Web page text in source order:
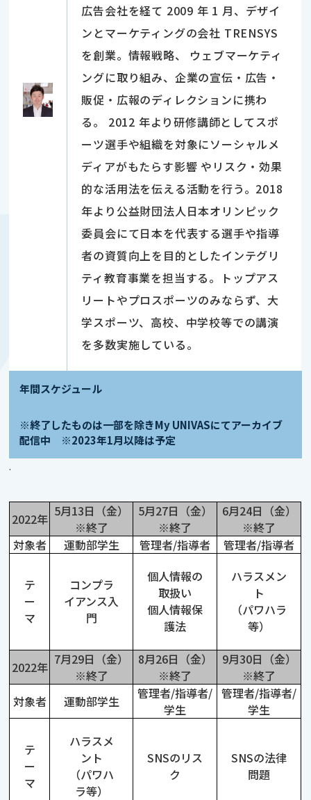
広告会社を経て 2009 年 1 月、デザイ
ンとマーケティングの会社 TRENSYS
を創業。情報戦略、 ウェブマーケティ
ングに取り組み、企業の宣伝・広告・
販促・広報のディレクションに携わ
る。 2012 年より研修講師としてスポ
ーツ選手や組織を対象にソーシャルメ
ディアがもたらす影響 やリスク・効果
的な活用法を伝える活動を行う。2018
年より公益財団法人日本オリンピック
委員会にて日本を代表する選手や指導
者の資質向上を目的としたインテグリ
ティ教育事業を担当する。トップアス
リートやプロスポーツのみならず、大
学スポーツ、高校、中学校等での講演
を多数実施している。
年間スケジュール
※終了したものは一部を除きMy UNIVASにてアーカイブ
配信中 ※2023年1月以降は予定
.
2022年 5月13日（金）
※終了
5月27日（金）
※終了
6月24日（金）
※終了
対象者
運動部学生 管理者/指導者 管理者/指導者
テ
ー
マ
コンプラ
イアンス入
門
個人情報の
取扱い
個人情報保
護法
ハラスメン
ト
（パワハラ
等）
2022年 7月29日（金）
※終了
8月26日（金）
※終了
9月30日（金）
※終了
対象者
運動部学生
管理者/指導者/
学生
管理者/指導者/
学生
テ
ー
マ
ハラスメ
ント
（パワハ
ラ等）
SNSのリス
ク
SNSの法律
問題